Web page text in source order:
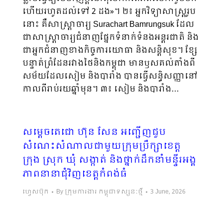
ហើយរហូតដល់ទៅ 2 ដង»។ ២៖ អ្នកវិទ្យាសាស្ត្ររូប
នោះ គឺសាស្ត្រាចារ្យ Surachart Bamrungsuk ដែល
ជាសាស្ត្រា​ចារ្យ​ជំនាញផ្នែកទំនាក់ទំនងអន្តរជាតិ និង
ជាអ្នកជំនាញខាងកិច្ចការយោធា និងសន្តិសុខ។ ខ្សែ​​
បន្ទាត់​ព្រំដែនរវាងថៃនិងកម្ពុជា មានឫសគល់តាំងពី
សម័យដែលសៀម និងបារាំង បានធ្វើ​សន្ធិ​សញ្ញានៅ
កាលពីរាប់រយឆ្នាំមុន។ ៣៖ សៀម និងបារាំង…
សម្តេចតេជោ ហ៊ុន សែន អញ្ជើញជួប
សំណេះសំណាលជាមួយក្រុមប្រឹក្សាខេត្ត
ក្រុង ស្រុក ឃុំ សង្កាត់ និងថ្នាក់ដឹកនាំមន្ទីរអង្គ
ភាពនានាជុំវិញខេត្តកំពង់ធំ
ហ្វេសប៊ុក By ក្រុមការងារ កម្ពុជាទស្សនៈថ្មី 3 June, 2026